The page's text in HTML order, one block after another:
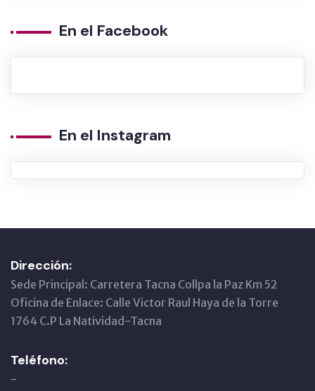
En el Facebook
En el Instagram
Dirección:
Sede Principal: Carretera Tacna Collpa la Paz Km 52
Oficina de Enlace: Calle Victor Raul Haya de la Torre
1764 C.P La Natividad-Tacna
Teléfono:
-